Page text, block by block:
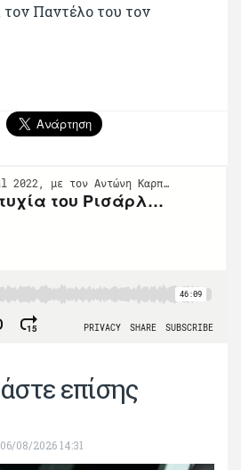
τον Παντέλο του τον
επίσης
06/08/2026 14:31